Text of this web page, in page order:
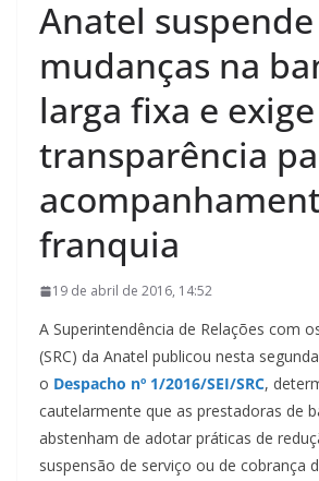
Anatel suspende
mudanças na
larga fixa e
transparência
franquia
19 de abril de 2016, 14:52
A Superintendência de Relações com
(SRC) da Anatel publicou nesta
o Despacho nº 1/2016/SEI/SRC,
cautelarmente que as prestadoras de
abstenham de adotar práticas de
suspensão de serviço ou de cobrança